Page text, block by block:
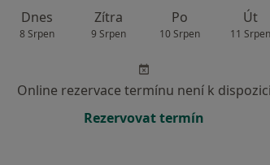
Dnes
8 Srpen
Zítra
9 Srpen
Po
10 Srpen
Út
11 Srpen
Online rezervace termínu není k dispozici
Rezervovat termín